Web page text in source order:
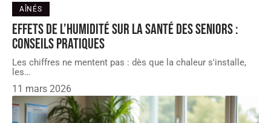
AÎNÉS
Effets de l’humidité sur la santé des seniors :
conseils pratiques
Les chiffres ne mentent pas : dès que la chaleur s'installe,
les…
11 mars 2026